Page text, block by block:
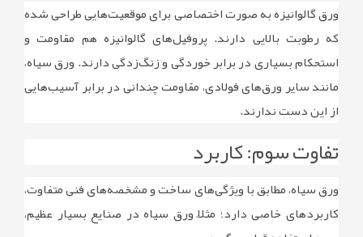
ورق گالوانیزه به صورت اختصاصی برای موقعیت‌هایی طراحی شده
که رطوبت بالایی دارند. پروفیل‌های گالوانیزه هم مقاومت و
استحکام بسیاری در برابر خوردگی و زنگ‌زدگی دارند. ورق سیاه،
مانند سایر ورق‌های فولادی، مقاومت چندانی در برابر آسیب‌هایی
از این دست ندارند.
تفاوت سوم: کاربرد
ورق سیاه، مطابق با ویژگی‌های ساخت و مشخصه‌های فنی متفاوت،
کاربردهای خاصی دارد؛ مثلاً ورق سیاه در صنایع بسیار عظیم،